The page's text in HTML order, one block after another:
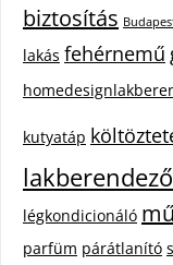
biztosítás
lakás fehérnemű
kutyatáp
légkondicionáló
parfüm párátlanító